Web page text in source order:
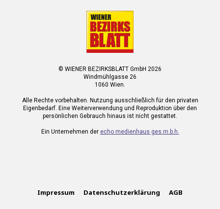
© WIENER BEZIRKSBLATT GmbH 2026
Windmühlgasse 26
1060 Wien.
Alle Rechte vorbehalten. Nutzung ausschließlich für den privaten
Eigenbedarf. Eine Weiterverwendung und Reproduktion über den
persönlichen Gebrauch hinaus ist nicht gestattet.
Ein Unternehmen der echo medienhaus ges.m.b.h.
Impressum Datenschutzerklärung AGB